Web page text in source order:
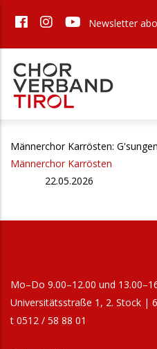
zum
Newsletter
Männerchor Karrösten:
Männerchor Karrösten
22.05.2026
Mo–Do 9.00–12.00 und
Universitätsstraße 1, 2. Stock |
t 0512 / 58 88 01